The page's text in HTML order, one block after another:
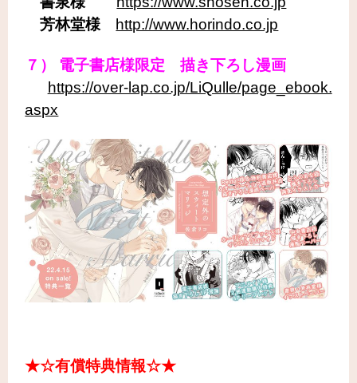
芳林堂様
http://www.horindo.co.jp
７） 電子書店様限定 描き下ろし漫画
https://over-lap.co.jp/LiQulle/page_ebook.
aspx
★☆有償特典情報☆★